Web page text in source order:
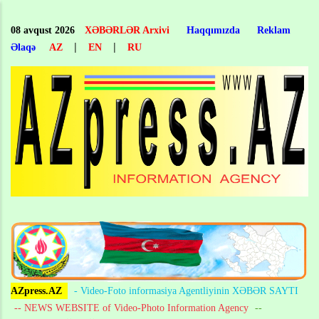
main
content
08 avqust 2026 XƏBƏRLƏR Arxivi Haqqımızda
Reklam
Əlaqə
AZ | EN | RU
AZpress.AZ
- Video-Foto informasiya Agentliyinin XƏBƏR SAYTI
-- NEWS WEBSITE of Video-Photo Information Agency --